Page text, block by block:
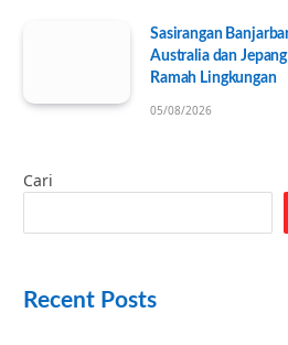
Sasirangan
Australia dan
Ramah Lingkungan
05/08/2026
Cari
Recent Posts